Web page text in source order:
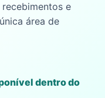
e
área de
dentro do